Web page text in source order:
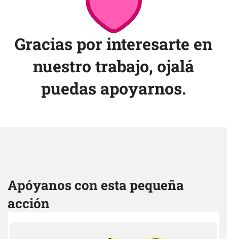
Gracias por interesarte en
nuestro trabajo, ojalá
puedas apoyarnos.
Apóyanos con esta pequeña
acción